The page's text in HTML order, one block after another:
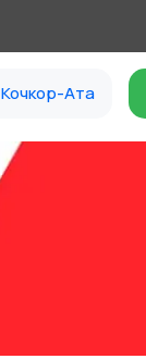
Кочкор-Ата